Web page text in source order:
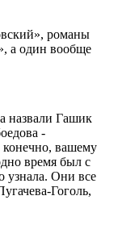
романы
а один вообще
назвали Гашик
-
конечно, вашему
время был с
узнала. Они все
Гоголь,